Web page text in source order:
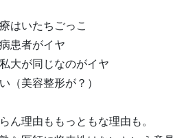
はいたちごっこ
患者がイヤ
大が同じなのがイヤ
（美容整形が？）
ん理由ももっともな理由も。